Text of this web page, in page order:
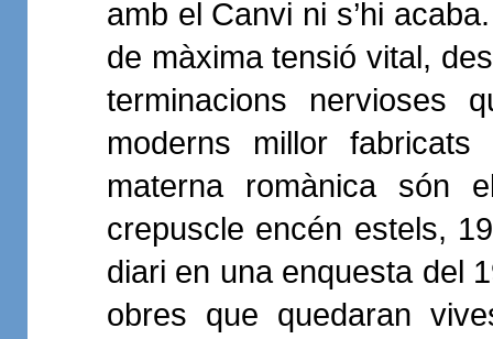
amb el Canvi ni s’hi
de màxima tensió vital,
terminacions nervioses
moderns millor
materna romànica són
crepuscle encén estels,
diari en una enquesta del
obres que quedaran